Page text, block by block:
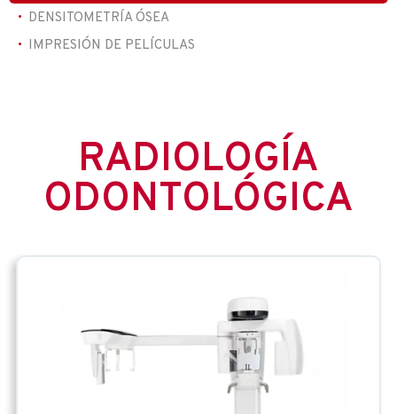
RADIOLOGÍA
ODONTOLÓGICA
DENSITOMETRÍA ÓSEA
IMPRESIÓN DE PELÍCULAS